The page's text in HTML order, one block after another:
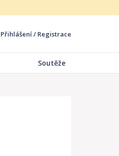
Přihlášení/ Registrace
Soutěže